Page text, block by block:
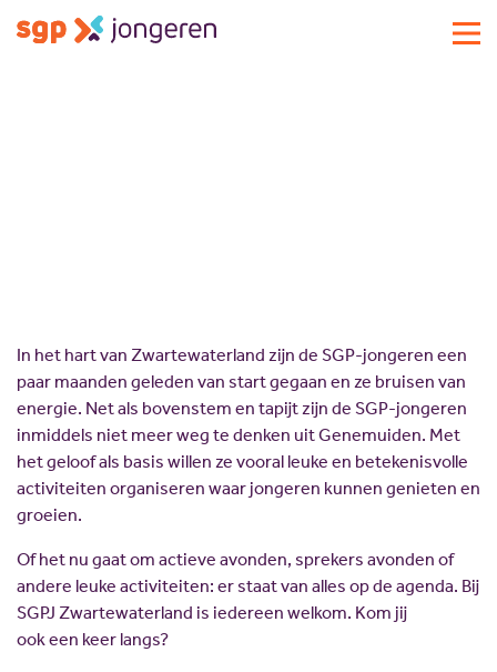
Doneren
Sponsoren
Magazines
Vacatures
Scholing
Nieuw politiek talent
Gastlessen
Activiteitenkalender
Over SGP-jongeren
Bestuur
Missie en visie
Geschiedenis
Commissies
Partners
ANBI
Landelijke SGP
Vrijwilligersplatform
In het hart van Zwartewaterland zijn de SGP-jongeren een
paar maanden geleden van start gegaan en ze bruisen van
energie. Net als bovenstem en tapijt zijn de SGP-jongeren
inmiddels niet meer weg te denken uit Genemuiden. Met
het geloof als basis willen ze vooral leuke en betekenisvolle
activiteiten organiseren waar jongeren kunnen genieten en
groeien.
Of het nu gaat om actieve avonden, sprekers avonden of
andere leuke activiteiten: er staat van alles op de agenda. Bij
SGPJ Zwartewaterland is iedereen welkom. Kom jij
ook een keer langs?